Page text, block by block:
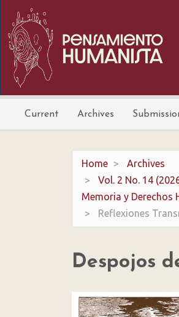
Main
Navigation
Main
Content
Sidebar
Current Archives
Home
Archives
Vol. 2 No. 14
Memoria y Derechos
Reflexiones
Despojos
Article